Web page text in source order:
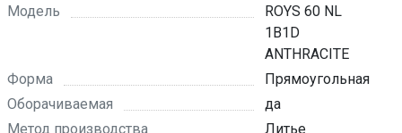
Модель
ROYS 60 NL
1B1D
ANTHRACITE
Форма
Прямоугольная
Оборачиваемая
да
Метод производства
Литье